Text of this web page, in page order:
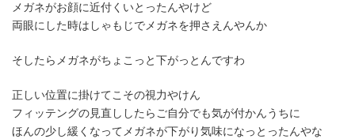
メガネがお顔に近付くいとったんやけど
両眼にした時はしゃもじでメガネを押さえんやんか
そしたらメガネがちょこっと下がっとんですわ
正しい位置に掛けてこその視力やけん
フィッテングの見直ししたらご自分でも気が付かんうちに
ほんの少し緩くなってメガネが下がり気味になっとったんやな